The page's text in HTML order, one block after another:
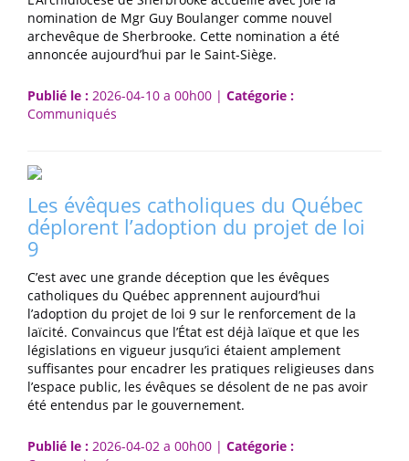
nomination de Mgr Guy Boulanger comme nouvel
archevêque de Sherbrooke. Cette nomination a été
annoncée aujourd’hui par le Saint-Siège.
Publié le : 2026-04-10 a 00h00 | Catégorie :
Communiqués
Les évêques catholiques du Québec
déplorent l’adoption du projet de loi
9
C’est avec une grande déception que les évêques
catholiques du Québec apprennent aujourd’hui
l’adoption du projet de loi 9 sur le renforcement de la
laïcité. Convaincus que l’État est déjà laïque et que les
législations en vigueur jusqu’ici étaient amplement
suffisantes pour encadrer les pratiques religieuses dans
l’espace public, les évêques se désolent de ne pas avoir
été entendus par le gouvernement.
Publié le : 2026-04-02 a 00h00 | Catégorie :